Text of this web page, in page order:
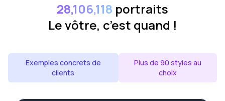
28,106,118 portraits
Le vôtre, c’est quand !
Exemples concrets de
clients
Plus de 90 styles au
choix